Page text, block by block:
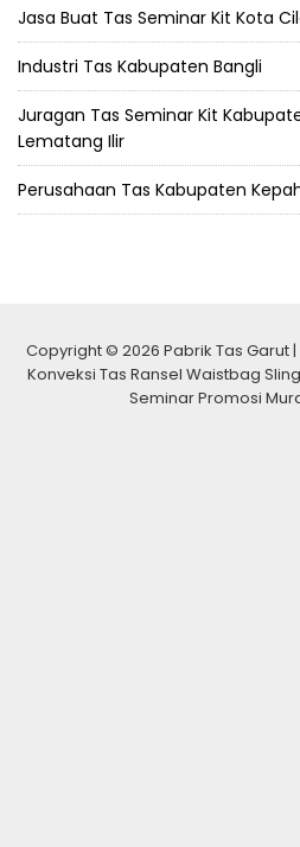
Jasa Buat Tas Seminar Kit Kota
Industri Tas Kabupaten Bangli
Juragan Tas Seminar Kit
Lematang Ilir
Perusahaan Tas Kabupaten
Copyright © 2026 Pabrik Tas Garut
Konveksi Tas Ransel Waistbag
Seminar Promosi